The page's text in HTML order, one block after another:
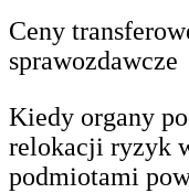
Ceny
sprawozdawcze
Kiedy organy
relokacji ryzyk
podmiotami